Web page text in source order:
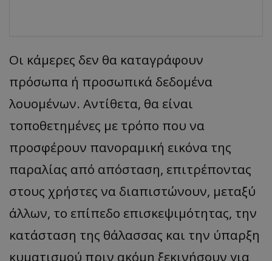
Οι κάμερες δεν θα καταγράφουν
πρόσωπα ή προσωπικά δεδομένα
λουομένων. Αντίθετα, θα είναι
τοποθετημένες με τρόπο που να
προσφέρουν πανοραμική εικόνα της
παραλίας από απόσταση, επιτρέποντας
στους χρήστες να διαπιστώνουν, μεταξύ
άλλων, το επίπεδο επισκεψιμότητας, την
κατάσταση της θάλασσας και την ύπαρξη
κυματισμού πριν ακόμη ξεκινήσουν για